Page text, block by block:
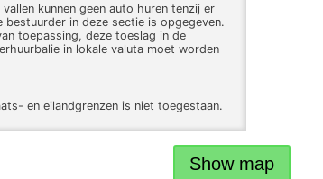
kunnen geen auto huren tenzij er
in deze sectie is opgegeven.
toepassing, deze toeslag in de
in lokale valuta moet worden
en eilandgrenzen is niet toegestaan.
Show map